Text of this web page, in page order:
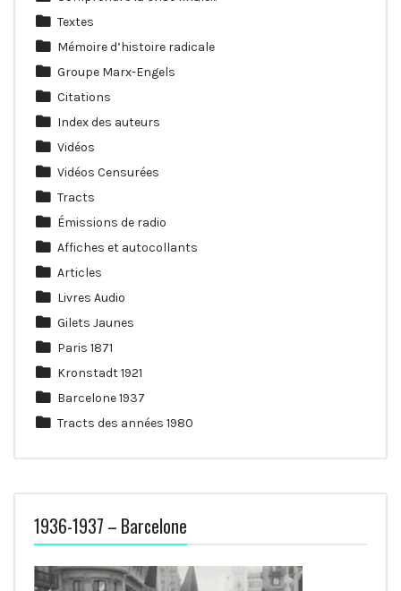
Textes
Mémoire d’histoire radicale
Groupe Marx-Engels
Citations
Index des auteurs
Vidéos
Vidéos Censurées
Tracts
Émissions de radio
Affiches et autocollants
Articles
Livres Audio
Gilets Jaunes
Paris 1871
Kronstadt 1921
Barcelone 1937
Tracts des années 1980
1936-1937 – Barcelone